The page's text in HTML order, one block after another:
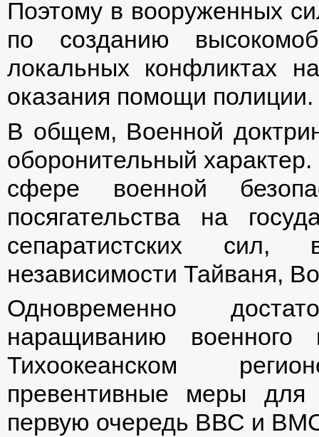
Поэтому в вооруженных
по созданию
локальных конфликтах
оказания помощи полиции.
В общем, Военной
оборонительный
сфере военной
посягательства на
сепаратистских сил,
независимости Тайваня,
Одновременно
наращиванию
Тихоокеанском
превентивные меры
первую очередь ВВС и